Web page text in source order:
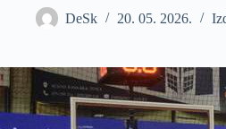
DeSk 20. 05. 2026.